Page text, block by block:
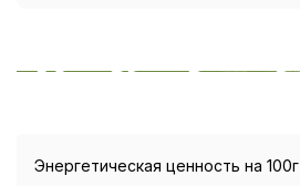
Энергетическая ценность на 100г